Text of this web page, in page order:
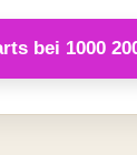
bei 1000